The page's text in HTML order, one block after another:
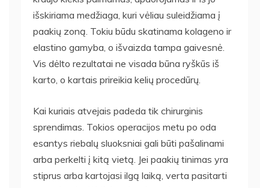
išskiriama medžiaga, kuri vėliau suleidžiama į
paakių zoną. Tokiu būdu skatinama kolageno ir
elastino gamyba, o išvaizda tampa gaivesnė.
Vis dėlto rezultatai ne visada būna ryškūs iš
karto, o kartais prireikia kelių procedūrų.
Kai kuriais atvejais padeda tik chirurginis
sprendimas. Tokios operacijos metu po oda
esantys riebalų sluoksniai gali būti pašalinami
arba perkelti į kitą vietą. Jei paakių tinimas yra
stiprus arba kartojasi ilgą laiką, verta pasitarti